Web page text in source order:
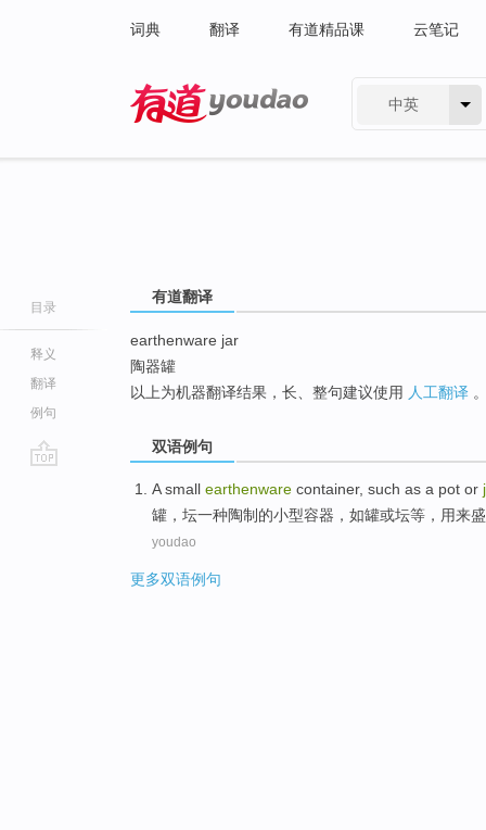
词典 翻译 有道精品课 云笔记
中英
目录
释义
翻译
例句
有道翻译
earthenware jar
陶器罐
以上为机器翻译结果，长、整句建议使用 人工翻译
双语例句
A small earthenware container, such as a pot or
罐 ，坛一种陶制的小型容器 ， 如罐或坛等，用来
youdao
更多双语例句